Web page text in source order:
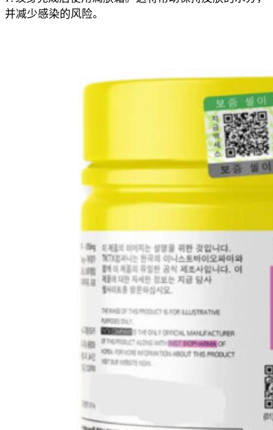
并减少感染的风险。